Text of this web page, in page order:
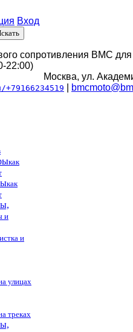
Вход
сопротивления BMC
22:00)
Москва, ул.
+79166234519
как
как
и
и
улицах
треках